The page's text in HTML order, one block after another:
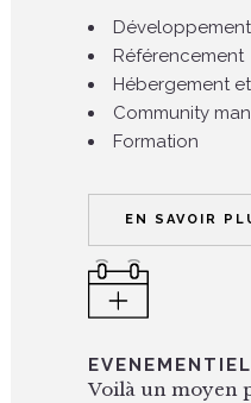
Référencement
Hébergement
Community
Formation
EN SAVOIR
EVENEMENTIEL
Voilà un moyen